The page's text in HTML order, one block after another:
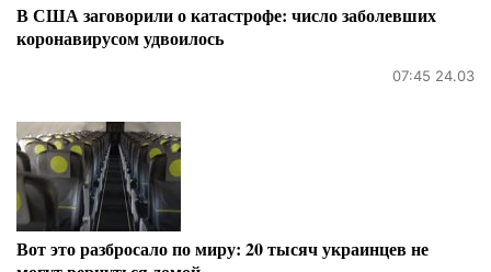
В США заговорили о катастрофе: число заболевших
коронавирусом удвоилось
07:45 24.03
Вот это разбросало по миру: 20 тысяч украинцев не